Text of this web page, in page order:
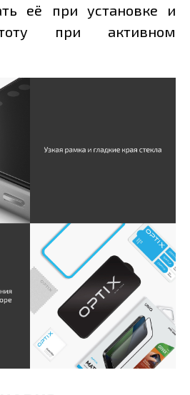
её при установке и
при активном